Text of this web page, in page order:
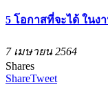
5 โอกาสที่จะได้ ในงา
7 เมษายน 2564
Shares
ShareTweet